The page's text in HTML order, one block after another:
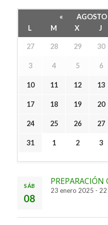
«
L
M X J
27 28 29 30
3 4 5 6
10 11 12 13
17 18 19 20
24 25 26 27
31 1 2 3
SÁB
08
PREPARACIÓN
23 enero 2025 -